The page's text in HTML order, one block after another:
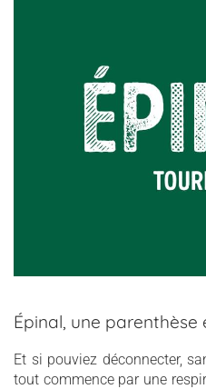
Épinal, une
Et si pouviez déconnecter,
tout commence par une